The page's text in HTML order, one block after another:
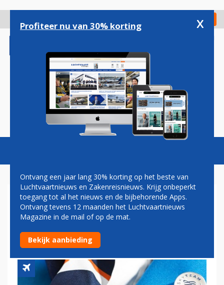
gaan
Check in
Magazine Podcasts Vacatures
VNC MELDT ‘VEEL
FRUSTRATIES’ BIJ
CABINEPERSONEEL VAN KLM
Profiteer nu van 30% korting x
Ontvang een jaar lang 30% korting op het beste van
Luchtvaartnieuws en Zakenreisnieuws. Krijg onbeperkt
toegang tot al het nieuws en de bijbehorende Apps.
Ontvang tevens 12 maanden het Luchtvaartnieuws
Magazine in de mail of op de mat.
Bekijk aanbieding